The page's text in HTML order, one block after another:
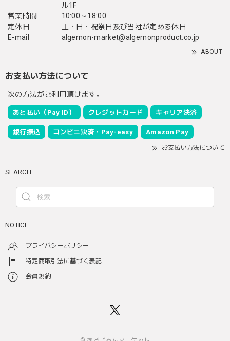
ル1F
営業時間
10:00～18:00
定休日
土・日・祝祭日及び当社が定める休日
E-mail
algernon-market@algernonproduct.co.jp
ABOUT
お支払い方法について
次の方法がご利用頂けます。
あと払い（Pay ID） クレジットカード キャリア決済
銀行振込 コンビニ決済・Pay-easy Amazon Pay
お支払い方法について
SEARCH
NOTICE
プライバシーポリシー
特定商取引法に基づく表記
会員規約